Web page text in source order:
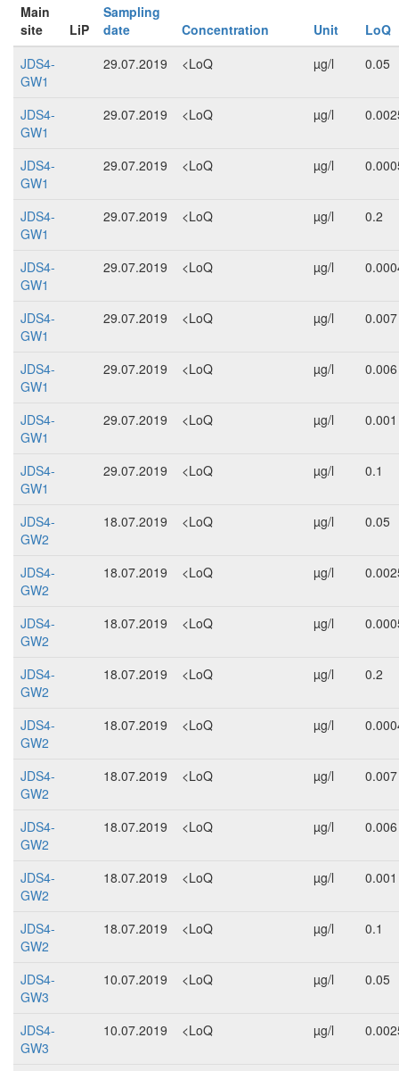
Main
site
LiP
Sampling
date
Concentration Unit
LoQ
JDS4-
GW1
29.07.2019 <LoQ µg/l 0.05
JDS4-
GW1
29.07.2019 <LoQ µg/l
JDS4-
GW1
29.07.2019 <LoQ µg/l
JDS4-
GW1
29.07.2019 <LoQ µg/l 0.2
JDS4-
GW1
29.07.2019 <LoQ µg/l
JDS4-
GW1
29.07.2019 <LoQ µg/l 0.007
JDS4-
GW1
29.07.2019 <LoQ µg/l 0.006
JDS4-
GW1
29.07.2019 <LoQ µg/l 0.001
JDS4-
GW1
29.07.2019 <LoQ µg/l 0.1
JDS4-
GW2
18.07.2019 <LoQ µg/l 0.05
JDS4-
GW2
18.07.2019 <LoQ µg/l
JDS4-
GW2
18.07.2019 <LoQ µg/l
JDS4-
GW2
18.07.2019 <LoQ µg/l 0.2
JDS4-
GW2
18.07.2019 <LoQ µg/l
JDS4-
GW2
18.07.2019 <LoQ µg/l 0.007
JDS4-
GW2
18.07.2019 <LoQ µg/l 0.006
JDS4-
GW2
18.07.2019 <LoQ µg/l 0.001
JDS4-
GW2
18.07.2019 <LoQ µg/l 0.1
JDS4-
GW3
10.07.2019 <LoQ µg/l 0.05
JDS4-
GW3
10.07.2019 <LoQ µg/l